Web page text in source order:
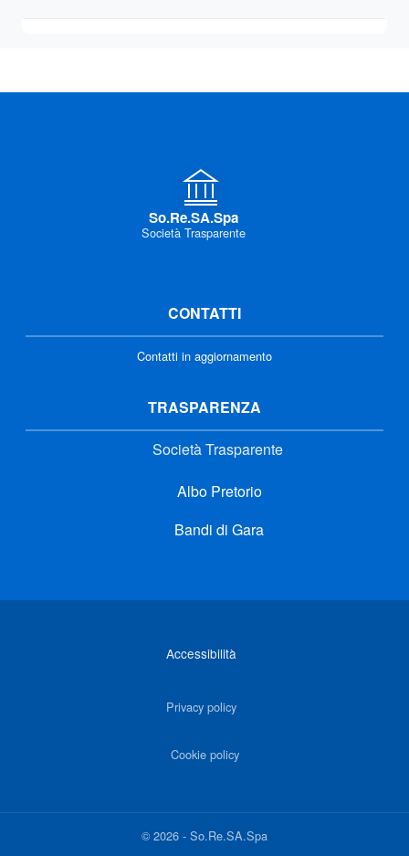
So.Re.SA.Spa
Società Trasparente
CONTATTI
Contatti in aggiornamento
TRASPARENZA
Società Trasparente
Albo Pretorio
Bandi di Gara
Accessibilità
Privacy policy
Cookie policy
©2026 - So.Re.SA.Spa